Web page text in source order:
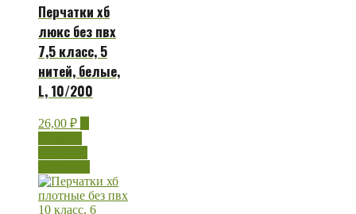
Перчатки хб
люкс без пвх
7,5 класс, 5
нитей, белые,
L, 10/200
26,00 ₽